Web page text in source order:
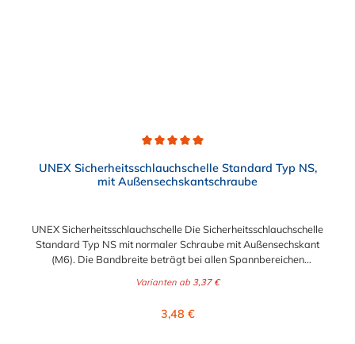
UNEX Sicherheitsschlauchschelle Standard Typ NS,
mit Außensechskantschraube
UNEX Sicherheitsschlauchschelle Die Sicherheitsschlauchschelle
Standard Typ NS mit normaler Schraube mit Außensechskant
(M6). Die Bandbreite beträgt bei allen Spannbereichen
mm und 31 mm gewählt werden. Schlüsselweite: SW 7 Das
und die Oberfläche wurde nach der Bearbeitung galvanisch
Varianten ab 3,37 €
Regulärer Preis:
3,48 €